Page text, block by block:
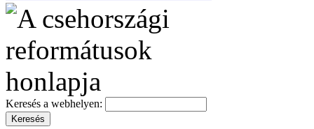
Keresés a webhelyen: